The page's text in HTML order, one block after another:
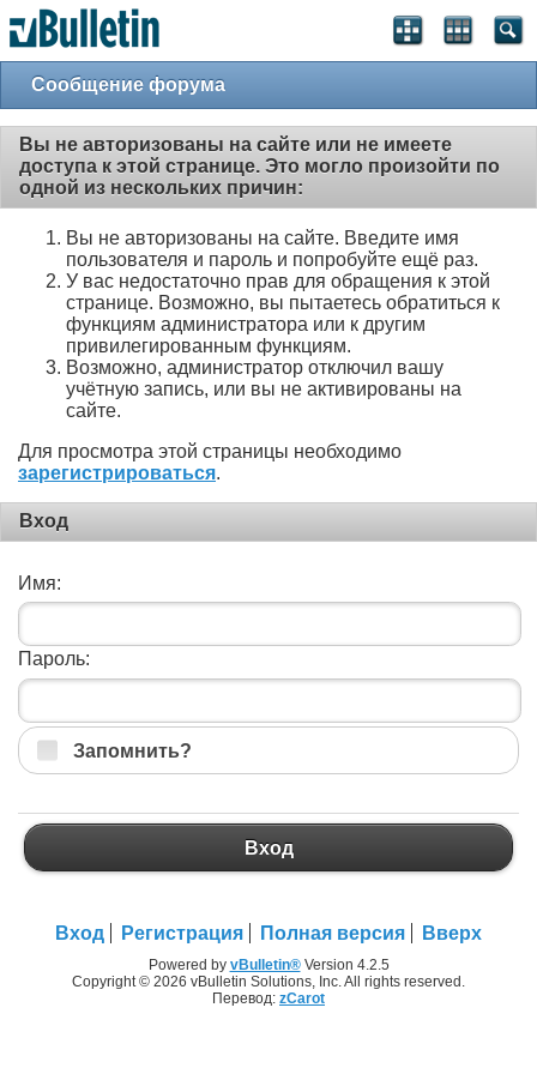
Сообщение форума
Вы не авторизованы на сайте или не имеете
доступа к этой странице. Это могло произойти по
одной из нескольких причин:
Вы не авторизованы на сайте. Введите имя
пользователя и пароль и попробуйте ещё раз.
У вас недостаточно прав для обращения к этой
странице. Возможно, вы пытаетесь обратиться к
функциям администратора или к другим
привилегированным функциям.
Возможно, администратор отключил вашу
учётную запись, или вы не активированы на
сайте.
Для просмотра этой страницы необходимо
зарегистрироваться.
Вход
Имя:
Пароль:
Запомнить?
Вход
Вход Регистрация Полная версия Вверх
Powered by vBulletin®Version 4.2.5
Copyright © 2026 vBulletin Solutions, Inc. All rights reserved.
Перевод: zCarot